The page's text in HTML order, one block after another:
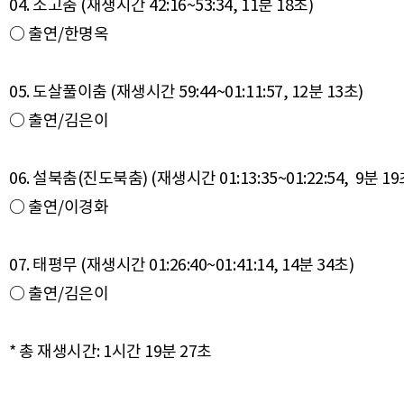
04. 소고춤 (재생시간 42:16~53:34, 11분 18초)
○ 출연/한명옥
05. 도살풀이춤 (재생시간 59:44~01:11:57, 12분 13초)
○ 출연/김은이
06. 설북춤(진도북춤) (재생시간 01:13:35~01:22:54, 9분 19
○ 출연/이경화
07. 태평무 (재생시간 01:26:40~01:41:14, 14분 34초)
○ 출연/김은이